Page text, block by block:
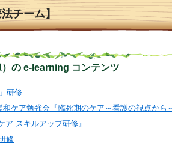
チーム】
の e-learning コンテンツ
研修
ケア勉強会『臨死期のケア～看護の視点から
ア スキルアップ研修』
修